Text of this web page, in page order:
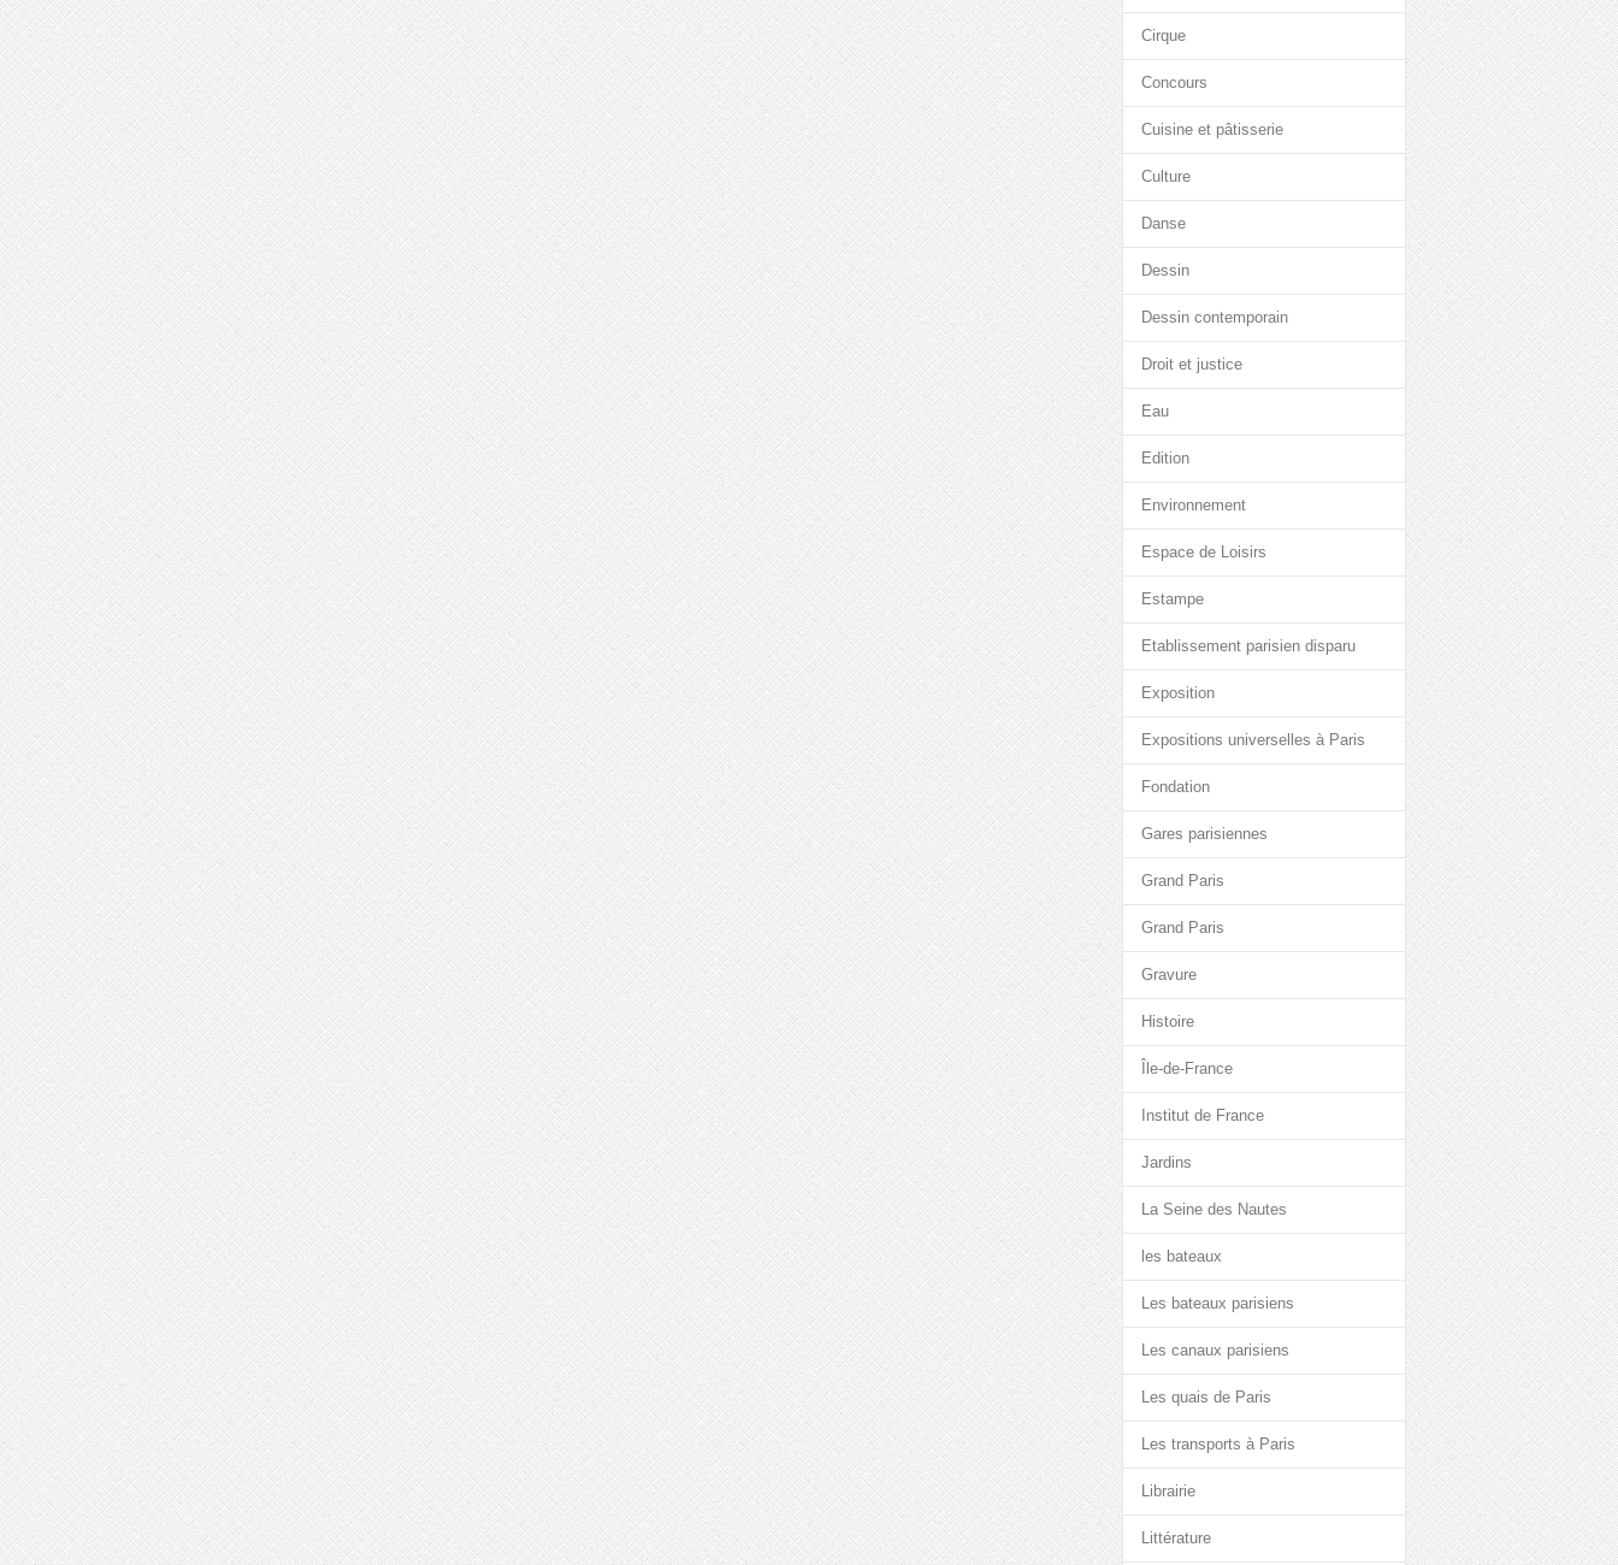
Cirque
Concours
Cuisine et pâtisserie
Culture
Danse
Dessin
Dessin contemporain
Droit et justice
Eau
Edition
Environnement
Espace de Loisirs
Estampe
Etablissement parisien disparu
Exposition
Expositions universelles à Paris
Fondation
Gares parisiennes
Grand Paris
Grand Paris
Gravure
Histoire
Île-de-France
Institut de France
Jardins
La Seine des Nautes
les bateaux
Les bateaux parisiens
Les canaux parisiens
Les quais de Paris
Les transports à Paris
Librairie
Littérature